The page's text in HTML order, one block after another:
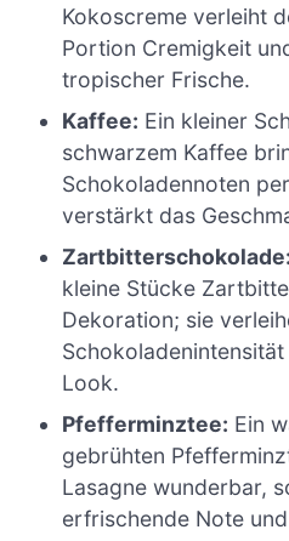
Kokoscreme verleiht
Portion Cremigkeit
tropischer Frische.
Kaffee: Ein kleiner
schwarzem Kaffee
Schokoladennoten
verstärkt das
Zartbitterschokolade:
kleine Stücke
Dekoration; sie
Look.
Pfefferminztee: Ein
gebrühten
Lasagne wunderbar,
erfrischende Note